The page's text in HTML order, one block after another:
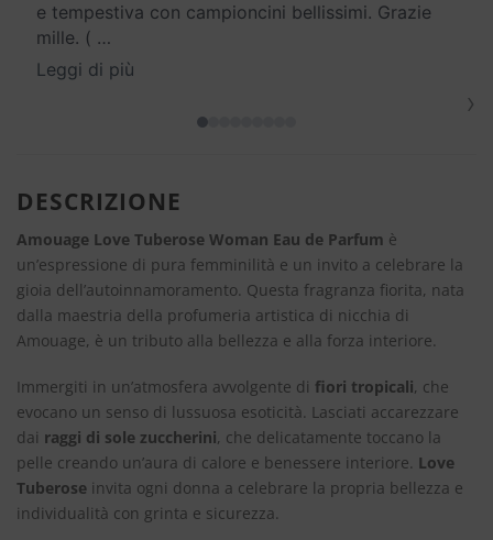
e tempestiva con campioncini bellissimi. Grazie
mille. ( …
Leggi di più
›
DESCRIZIONE
Amouage Love Tuberose Woman Eau de Parfum è
un’espressione di pura femminilità e un invito a celebrare la
gioia dell’autoinnamoramento. Questa fragranza fiorita, nata
dalla maestria della profumeria artistica di nicchia di
Amouage, è un tributo alla bellezza e alla forza interiore.
Immergiti in un’atmosfera avvolgente di fiori tropicali, che
evocano un senso di lussuosa esoticità. Lasciati accarezzare
dai raggi di sole zuccherini, che delicatamente toccano la
pelle creando un’aura di calore e benessere interiore. Love
Tuberose invita ogni donna a celebrare la propria bellezza e
individualità con grinta e sicurezza.